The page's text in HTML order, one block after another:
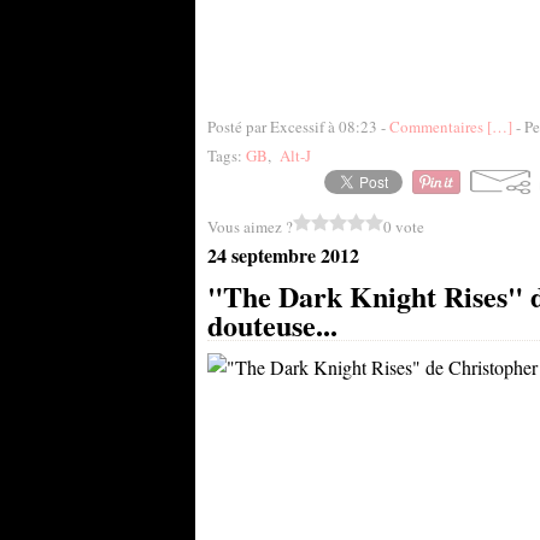
Posté par Excessif à 08:23 -Commentaires […] -
Tags: GB, Alt-J
Vous aimez ? 0 vote
24 septembre 2012
"The Dark Knight Rises"
douteuse...